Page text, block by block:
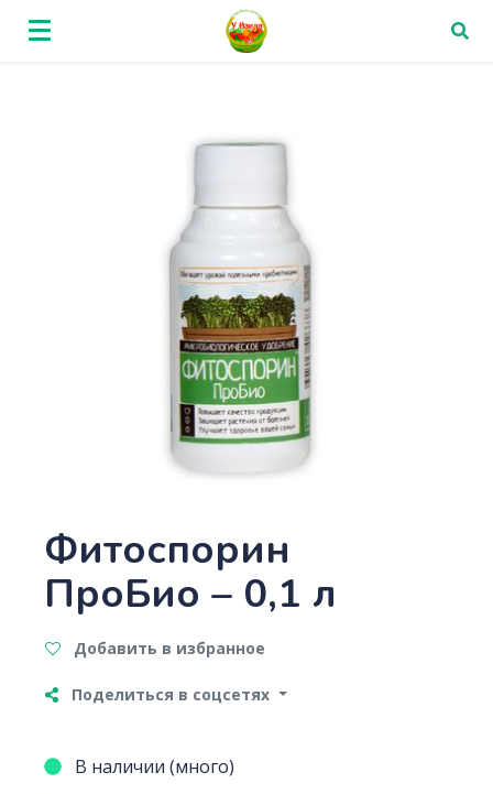
Фитоспорин
ПроБио – 0,1 л
Добавить в избранное
Поделиться в соцсетях
В наличии (много)